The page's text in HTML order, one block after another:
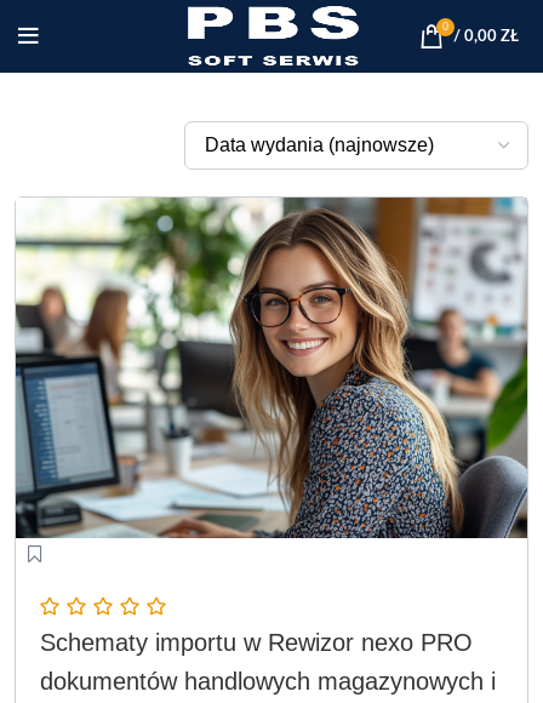
0
/ 0,00 ZŁ
Schematy importu w Rewizor nexo PRO
dokumentów handlowych magazynowych i